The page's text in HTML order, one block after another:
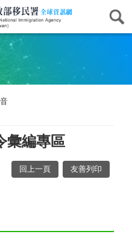
彙編專區
回上一頁 友善列印